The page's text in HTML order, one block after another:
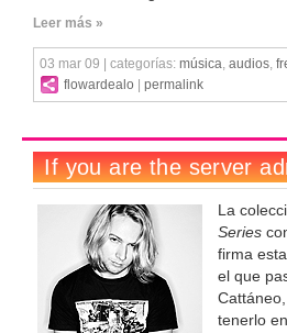
Leer más »
03 mar 09 | categorías: música, audios,
flowardealo
permalink
La
Series
firma
el que
tenerlo